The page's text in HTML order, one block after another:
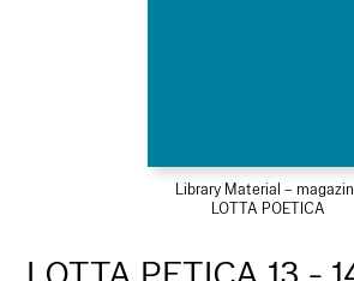
Library Material –
LOTTA POETICA